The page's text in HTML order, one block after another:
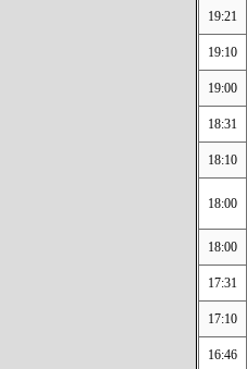
19:21
19:10
19:00
18:31
18:10
18:00
18:00
17:31
17:10
16:46